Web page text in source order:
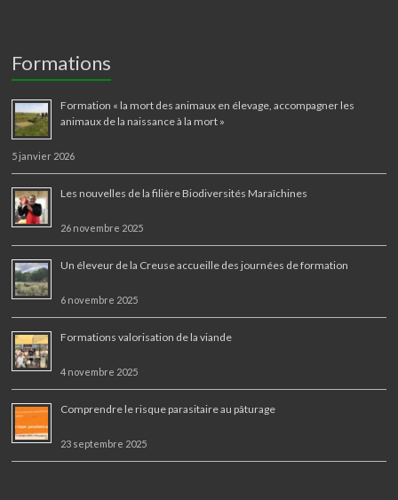
Formations
Formation « la mort des animaux en élevage, accompagner les
animaux de la naissance à la mort »
5 janvier 2026
Les nouvelles de la filière Biodiversités Maraîchines
26 novembre 2025
Un éleveur de la Creuse accueille des journées de formation
6 novembre 2025
Formations valorisation de la viande
4 novembre 2025
Comprendre le risque parasitaire au pâturage
23 septembre 2025